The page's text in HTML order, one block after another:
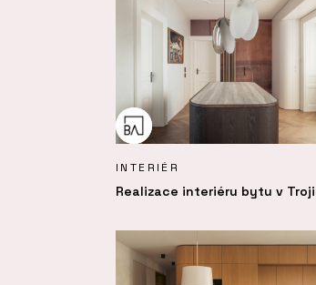
INTERIÉR
Realizace interiéru bytu v